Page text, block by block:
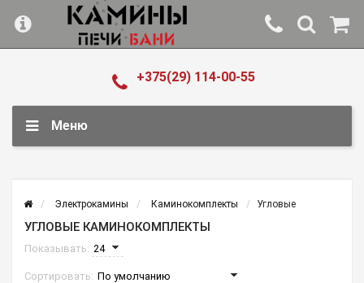
+375(29) 114-00-55
Меню
Электрокамины Каминокомплекты Угловые
УГЛОВЫЕ КАМИНОКОМПЛЕКТЫ
Показывать:
Сортировать: